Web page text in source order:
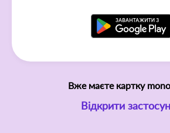
Вже маєте картку
Відкрити